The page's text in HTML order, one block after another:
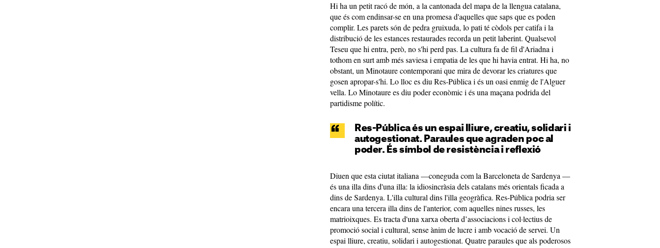
Hi ha un petit racó de món, a la cantonada del mapa de la llengua catalana,
que és com endinsar-se en una promesa d'aquelles que saps que es poden
complir. Les parets són de pedra gruixuda, lo pati té còdols per catifa i la
distribució de les estances restaurades recorda un petit laberint. Qualsevol
Teseu que hi entra, però, no s'hi perd pas. La cultura fa de fil d'Ariadna i
tothom en surt amb més saviesa i empatia de les que hi havia entrat. Hi ha, no
obstant, un Minotaure contemporani que mira de devorar les criatures que
gosen apropar-s'hi. Lo lloc es diu Res-Pública i és un oasi enmig de l'Alguer
vella. Lo Minotaure es diu poder econòmic i és una maçana podrida del
partidisme polític.
Res-Pública és un espai lliure, creatiu, solidari i
autogestionat. Paraules que agraden poc al
poder. És símbol de resistència i reflexió
Diuen que esta ciutat italiana —coneguda com la Barceloneta de Sardenya —
és una illa dins d'una illa: la idiosincràsia dels catalans més orientals ficada a
dins de Sardenya. L'illa cultural dins l'illa geogràfica. Res-Pública podria ser
encara una tercera illa dins de l'anterior, com aquelles nines russes, les
matrioixques. Es tracta d'una xarxa oberta d’associacions i col·lectius de
promoció social i cultural, sense ànim de lucre i amb vocació de servei. Un
espai lliure, creatiu, solidari i autogestionat. Quatre paraules que als poderosos